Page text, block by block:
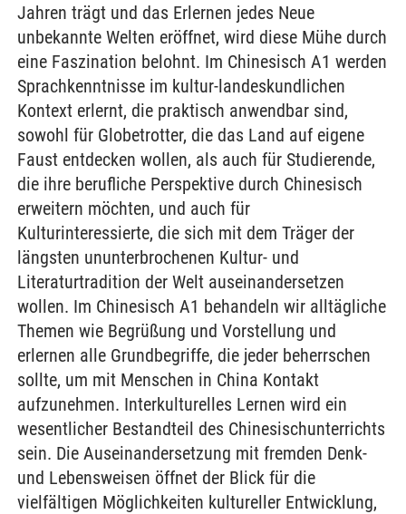
Jahren trägt und das Erlernen jedes Neue
unbekannte Welten eröffnet, wird diese Mühe durch
eine Faszination belohnt. Im Chinesisch A1 werden
Sprachkenntnisse im kultur-landeskundlichen
Kontext erlernt, die praktisch anwendbar sind,
sowohl für Globetrotter, die das Land auf eigene
Faust entdecken wollen, als auch für Studierende,
die ihre berufliche Perspektive durch Chinesisch
erweitern möchten, und auch für
Kulturinteressierte, die sich mit dem Träger der
längsten ununterbrochenen Kultur- und
Literaturtradition der Welt auseinandersetzen
wollen. Im Chinesisch A1 behandeln wir alltägliche
Themen wie Begrüßung und Vorstellung und
erlernen alle Grundbegriffe, die jeder beherrschen
sollte, um mit Menschen in China Kontakt
aufzunehmen. Interkulturelles Lernen wird ein
wesentlicher Bestandteil des Chinesischunterrichts
sein. Die Auseinandersetzung mit fremden Denk-
und Lebensweisen öffnet der Blick für die
vielfältigen Möglichkeiten kultureller Entwicklung,